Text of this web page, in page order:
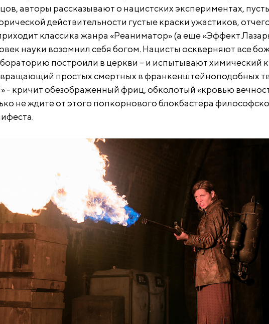
авторы рассказывают о нацистских экспериментах,
действительности густые краски ужастиков,
классика жанра «Реаниматор» (а еще «Эффект
науки возомнил себя богом. Нацисты оскверняют все
построили в церкви – и испытывают химический
простых смертных в франкенштейноподобных
- кричит обезображенный фриц, обколотый «кровью
не ждите от этого попкорнового блокбастера